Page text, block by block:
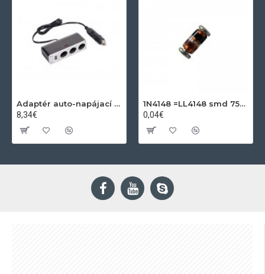
Adaptér auto-napájací 1xkon./3x zdierka- 12/24V, USB 1000mA
8,34€
1N4148 =LL4148 smd 75V,0.15A SOD80C
0,04€